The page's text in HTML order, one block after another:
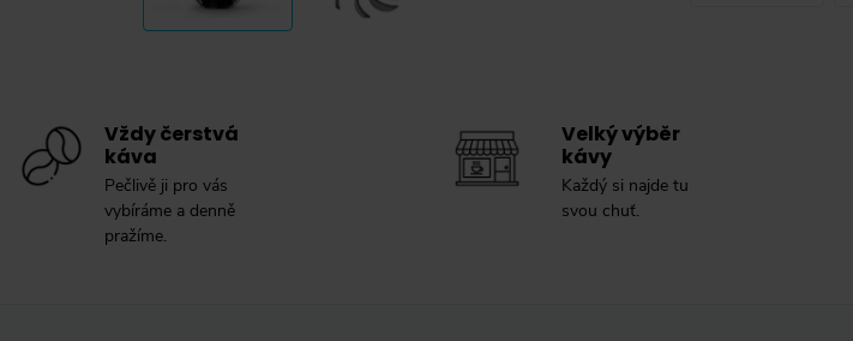
Vždy čerstvá
káva
Pečlivě ji pro vás
vybíráme a denně
pražíme.
Velký výběr
kávy
Každý si najde tu
svou chuť.